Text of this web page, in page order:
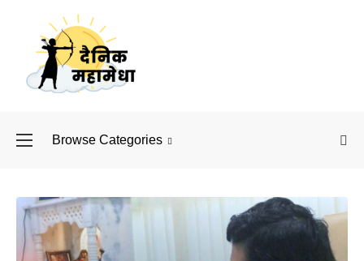
Browse Categories